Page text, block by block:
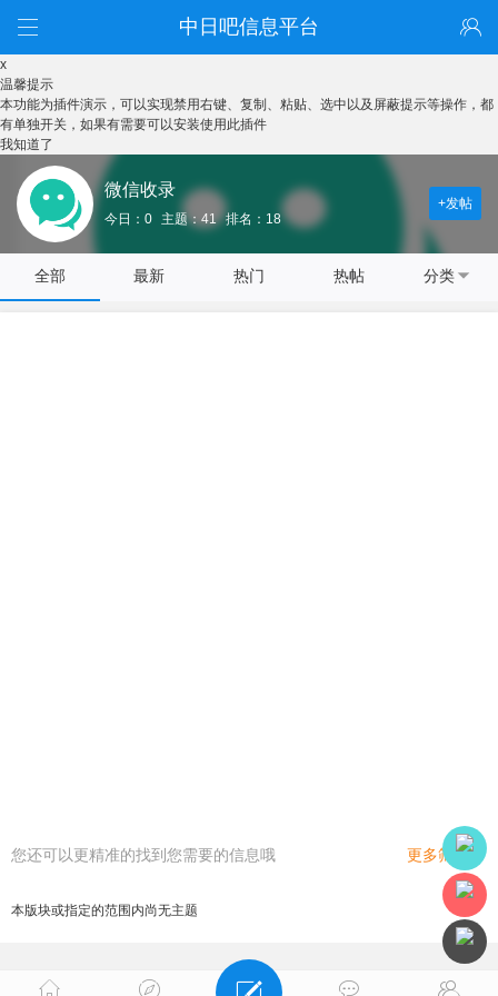
中日吧信息平台
x
温馨提示
本功能为插件演示，可以实现禁用右键、复制、粘贴、选中以及屏蔽提示等操作，都
有单独开关，如果有需要可以安装使用此插件
我知道了
微信收录
今日：0 主题：41 排名：18
+发帖
全部 最新 热门 热帖 分类
您还可以更精准的找到您需要的信息哦 更多筛选
本版块或指定的范围内尚无主题